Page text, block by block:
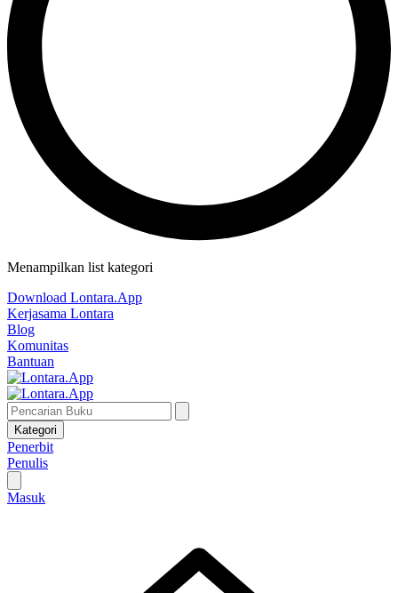
Menampilkan list kategori
Download Lontara.App
Kerjasama Lontara
Blog
Komunitas
Bantuan
Kategori
Penerbit
Penulis
Masuk